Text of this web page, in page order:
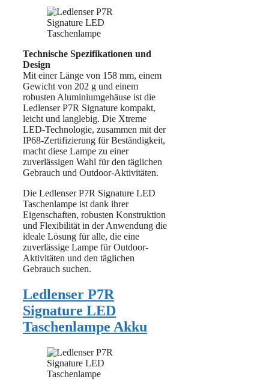
Technische Spezifikationen und
Design
Mit einer Länge von 158 mm, einem
Gewicht von 202 g und einem
robusten Aluminiumgehäuse ist die
Ledlenser P7R Signature kompakt,
leicht und langlebig. Die Xtreme
LED-Technologie, zusammen mit der
IP68-Zertifizierung für Beständigkeit,
macht diese Lampe zu einer
zuverlässigen Wahl für den täglichen
Gebrauch und Outdoor-Aktivitäten.
Die Ledlenser P7R Signature LED
Taschenlampe ist dank ihrer
Eigenschaften, robusten Konstruktion
und Flexibilität in der Anwendung die
ideale Lösung für alle, die eine
zuverlässige Lampe für Outdoor-
Aktivitäten und den täglichen
Gebrauch suchen.
Ledlenser P7R
Signature LED
Taschenlampe Akku